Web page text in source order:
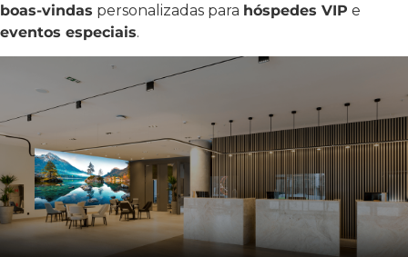
boas-vindas personalizadas para hóspedes VIP e
eventos especiais.